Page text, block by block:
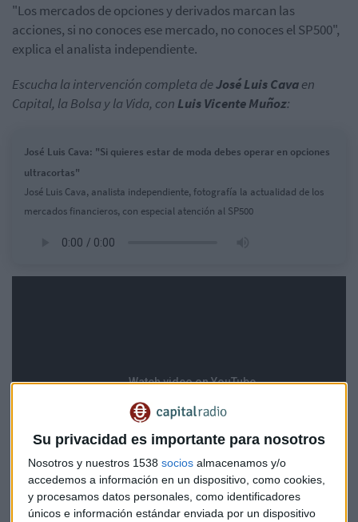
Su privacidad es importante para nosotros
Nosotros y nuestros 1538 socios almacenamos y/o
accedemos a información en un dispositivo, como cookies,
y procesamos datos personales, como identificadores
únicos e información estándar enviada por un dispositivo
"Los mercados de opciones y derivados marcan las
acciones, si no conoces ese mercado, no conoces el SP500",
explica el analista independiente.
Escucha la intervención completa deJosé Luis Cavaen
Capital, la Bolsa y la Vida, con Luis Vicente Muñoz:
José Luis Cava: "Si quieres estar de moda debes operar en opciones
ultracortas"
José Luis Cava, analista independiente, fotografía la actualidad de los
mercados financieros, con especial atención al SP500